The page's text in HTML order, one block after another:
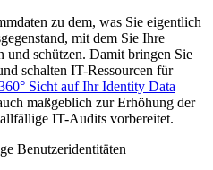
zu dem, was Sie eigentlich
mit dem Sie Ihre
und schützen. Damit bringen Sie
schalten IT-Ressourcen für
Sicht auf Ihr Identity Data
maßgeblich zur Erhöhung der
IT-Audits vorbereitet.
Benutzeridentitäten